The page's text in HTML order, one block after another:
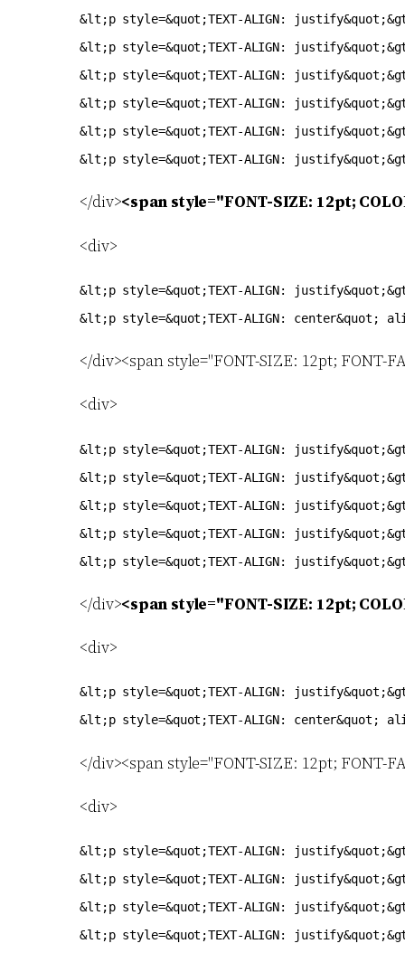
&lt;p style=&quot;TEXT-ALIGN:
&lt;p style=&quot;TEXT-ALIGN:
&lt;p style=&quot;TEXT-ALIGN:
&lt;p style=&quot;TEXT-ALIGN:
&lt;p style=&quot;TEXT-ALIGN:
</div><span style="FONT-SIZE: 12pt;
<div>
&lt;p style=&quot;TEXT-ALIGN:
</div><span style="FONT-SIZE: 12pt; FONT-
<div>
&lt;p style=&quot;TEXT-ALIGN:
&lt;p style=&quot;TEXT-ALIGN:
&lt;p style=&quot;TEXT-ALIGN:
&lt;p style=&quot;TEXT-ALIGN:
</div><span style="FONT-SIZE: 12pt;
<div>
&lt;p style=&quot;TEXT-ALIGN:
</div><span style="FONT-SIZE: 12pt; FONT-
<div>
&lt;p style=&quot;TEXT-ALIGN: justify&quot;&gt;&lt;font face=&quot;Times New Roman&quot; size=&quot;3&quot;&gt;D&rsquo;autres travaux de psychologie sociale s&rsquo;appliquent &agrave; d&eacute;velopper cette approche. Je pense &agrave; la psychologie de l&rsquo;engagement, une th&eacute;orie psychologie selon laquelle on modifie efficacement les comportements, et par cons&eacute;quent les valeurs, en amenant les gens &agrave; s&rsquo;engager (au sens du management), et donc en s&rsquo;interdisant par cela toute pratique aversive.&lt;/font&gt;</p>
&lt;p style=&quot;TEXT-ALIGN: justify&quot;&gt;&lt;font face=&quot;Times New Roman&quot; size=&quot;3&quot;&gt;Nous voyons ainsi appara&icirc;tre une diff&eacute;rence fondamentale entre <em>pouvoir</em> et